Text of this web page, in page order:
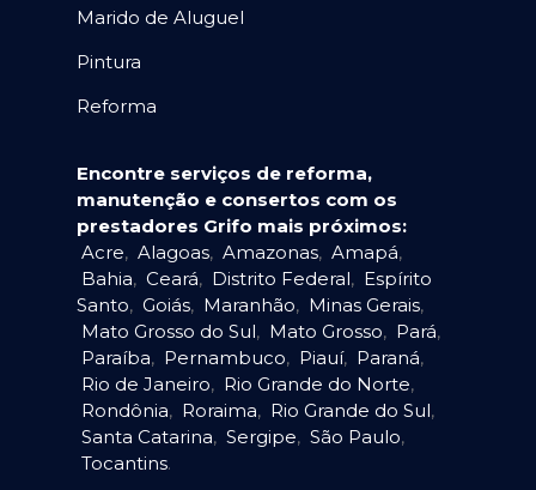
Marido de Aluguel
Pintura
Reforma
Encontre serviços de reforma,
manutenção e consertos com os
prestadores Grifo mais próximos:
Acre, Alagoas, Amazonas, Amapá,
Bahia, Ceará, Distrito Federal, Espírito
Santo, Goiás, Maranhão, Minas Gerais,
Mato Grosso do Sul, Mato Grosso, Pará,
Paraíba, Pernambuco, Piauí, Paraná,
Rio de Janeiro, Rio Grande do Norte,
Rondônia, Roraima, Rio Grande do Sul,
Santa Catarina, Sergipe, São Paulo,
Tocantins.